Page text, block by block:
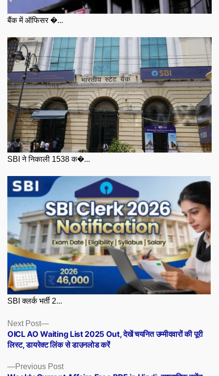
बैंक में ऑफिसर �...
SBI ने निकाली 1538 क�...
SBI क्लर्क भर्ती 2...
Posts
navigation
Previous PostPrevious
Next Post
Next
post:
OICL AO Waiting List 2025 Out, देखें चयनित उम्मीदवारों की पूरी
लिस्ट, डायरेक्ट लिंक से डाउनलोड करें